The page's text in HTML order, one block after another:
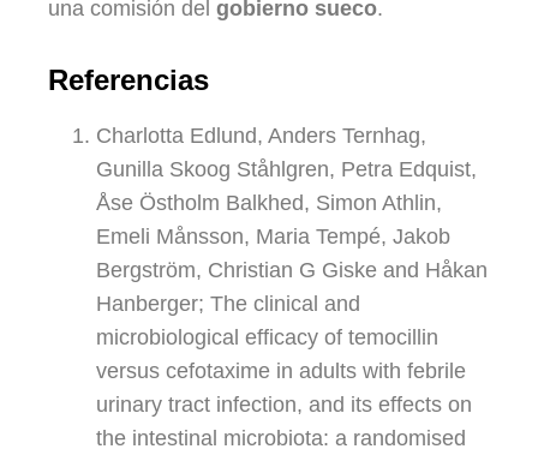
una comisión del gobierno sueco.
Referencias
Charlotta Edlund, Anders Ternhag,
Gunilla Skoog Ståhlgren, Petra Edquist,
Åse Östholm Balkhed, Simon Athlin,
Emeli Månsson, Maria Tempé, Jakob
Bergström, Christian G Giske and Håkan
Hanberger; The clinical and
microbiological efficacy of temocillin
versus cefotaxime in adults with febrile
urinary tract infection, and its effects on
the intestinal microbiota: a randomised